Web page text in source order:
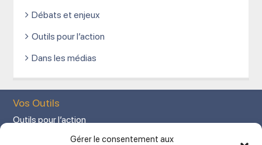
Gérer le consentement aux
Débats et enjeux
Outils pour l’action
Dans les médias
Vos Outils
Outils pour l’action
Votre espace adhérent